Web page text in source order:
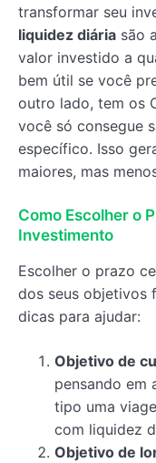
transformar seu
liquidez diária são
valor investido a
bem útil se você
outro lado, tem os
você só consegue
específico. Isso
maiores, mas
Como Escolher o
Investimento
Escolher o prazo
dos seus objetivos
dicas para ajudar:
Objetivo de
pensando em
tipo uma
com liquidez
Objetivo de